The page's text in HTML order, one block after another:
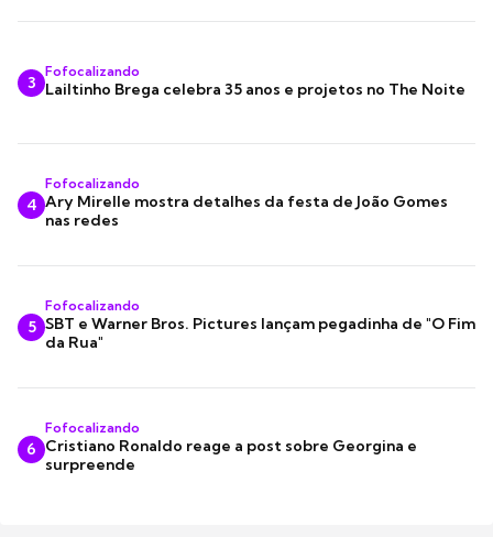
3
Fofocalizando
Lailtinho Brega celebra 35 anos e projetos no The Noite
4
Fofocalizando
Ary Mirelle mostra detalhes da festa de João Gomes
nas redes
5
Fofocalizando
SBT e Warner Bros. Pictures lançam pegadinha de "O Fim
da Rua"
6
Fofocalizando
Cristiano Ronaldo reage a post sobre Georgina e
surpreende